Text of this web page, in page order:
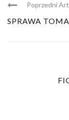
Poprzedni
SPRAWA